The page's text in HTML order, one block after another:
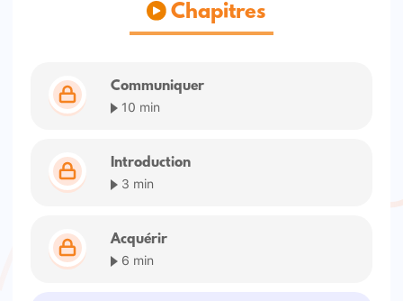
Chapitres
Communiquer
10 min
Introduction
3 min
Acquérir
6 min